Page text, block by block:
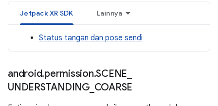
Jetpack XR SDK Lainnya
Status tangan dan pose sendi
android.permission.SCENE
UNDERSTANDING_ COARSE